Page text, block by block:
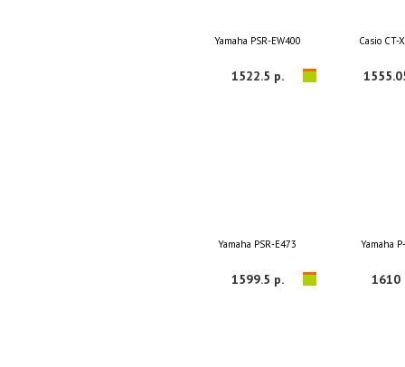
Yamaha PSR-EW400
1522.5 р.
Casio CT-
Yamaha PSR-E473
1599.5 р.
Yamaha
1610